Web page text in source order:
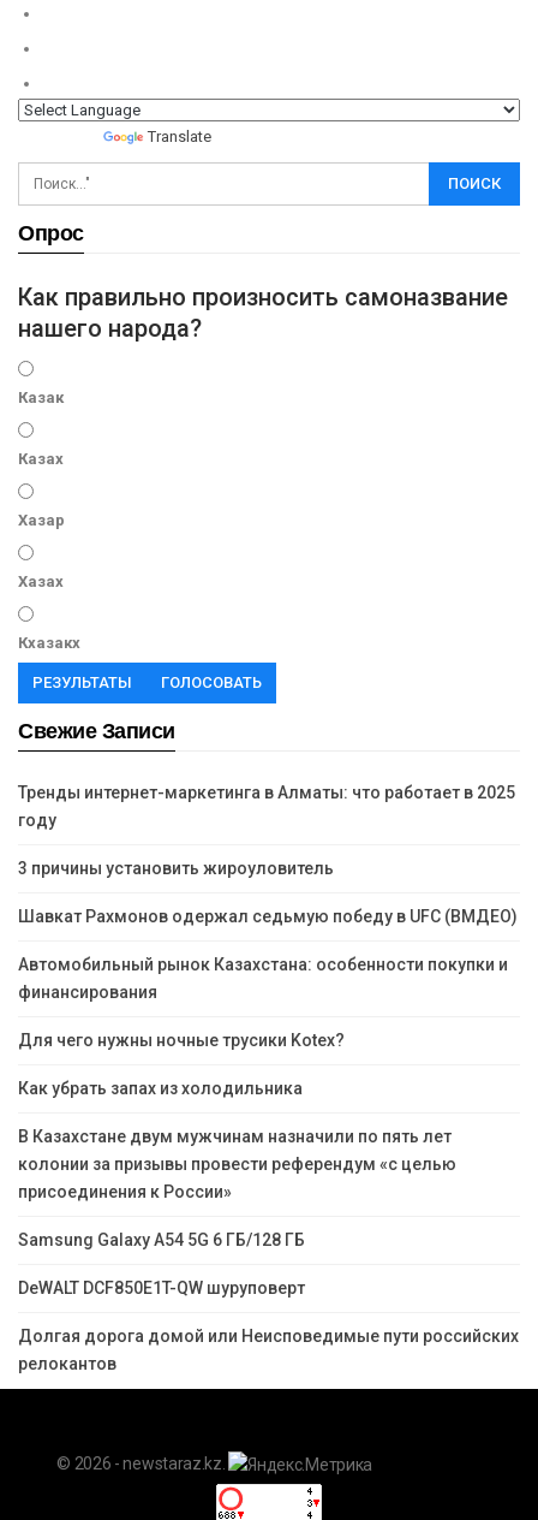
Translate
Опрос
Как правильно произносить самоназвание
нашего народа?
Казак
Казах
Хазар
Хазах
Кхазакх
РЕЗУЛЬТАТЫ ГОЛОСОВАТЬ
Свежие Записи
Тренды интернет-маркетинга в Алматы: что работает в 2025
году
3 причины установить жироуловитель
Шавкат Рахмонов одержал седьмую победу в UFC (ВМДЕО)
Автомобильный рынок Казахстана: особенности покупки и
финансирования
Для чего нужны ночные трусики Kotex?
Как убрать запах из холодильника
В Казахстане двум мужчинам назначили по пять лет
колонии за призывы провести референдум «с целью
присоединения к России»
Samsung Galaxy A54 5G 6 ГБ/128 ГБ
DeWALT DCF850E1T-QW шуруповерт
Долгая дорога домой или Неисповедимые пути российских
релокантов
© 2026 - newstaraz.kz.